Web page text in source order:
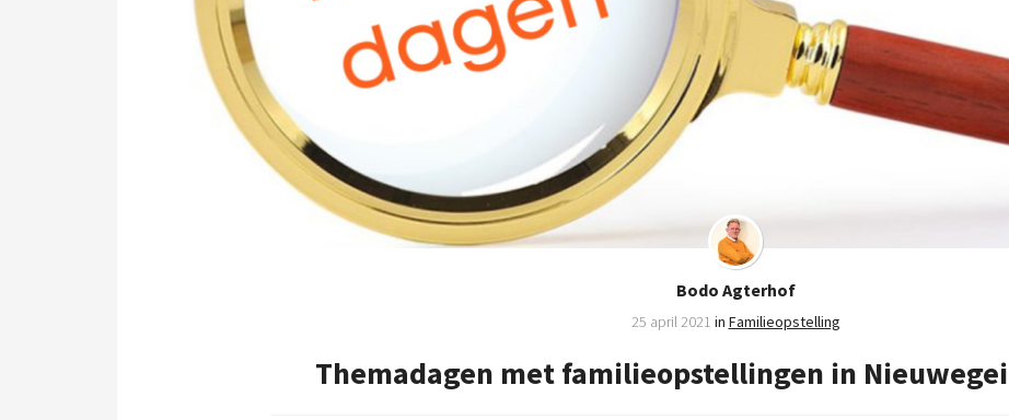
Bodo Agterhof
25 april 2021 in Familieopstelling
Themadagen met familieopstellingen in